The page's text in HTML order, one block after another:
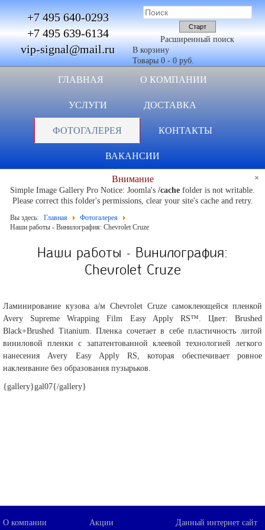
+7 495 640-0293
+7 495 639-6134
vip-signal@mail.ru
Расширенный поиск
В корзину
Товары 0 - 0 руб.
ГЛАВНАЯ О КОМПАНИИ
УСЛУГИ ДОСТАВКА
ФОТОГАЛЕРЕЯ КОНТАКТЫ
ВАКАНСИИ
×
Внимание
Simple Image Gallery Pro Notice: Joomla's /cache folder is not writable.
Please correct this folder's permissions, clear your site's cache and retry.
Вы здесь: Главная
Фотогалерея
Наши работы - Винилография: Chevrolet Cruze
Наши работы - Винилография:
Chevrolet Cruze
Ламинирование кузова а/м Chevrolet Cruze самоклеющейся пленкой
Avery Supreme Wrapping Film Easy Apply RS™. Цвет: Brushed
Black+Brushed Titanium. Пленка сочетает в себе пластичность литой
виниловой пленки с запатентованной клеевой технологией легкого
нанесения Avery Easy Apply RS, которая обеспечивает ровное
наклеивание без образования пузырьков.
{gallery}gal07{/gallery}
О компании
Акции
Данный интернет сайт